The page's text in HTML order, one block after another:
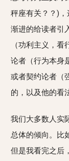
秤座有关？？)
渐进的给读者引
（功利主义，
论者（行为本身
或者契约论者（
的，以及他的看
我们大多数人实
总体的倾向。比
但是我看完之后